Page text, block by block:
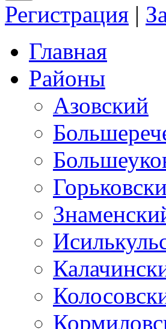
Регистрация |
Главная
Районы
Азовский